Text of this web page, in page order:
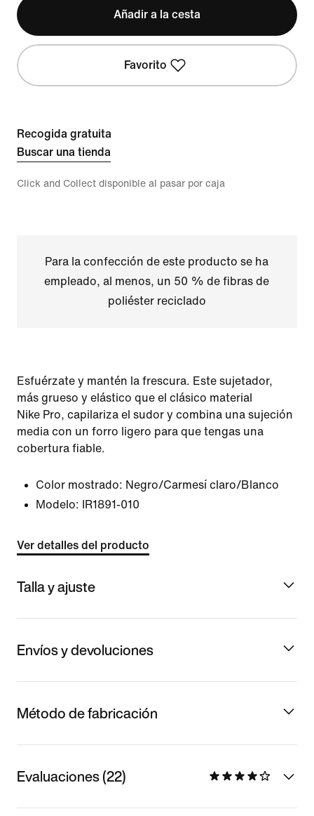
Añadir a la cesta
Favorito
Recogida gratuita
Buscar una tienda
Click and Collect disponible al pasar por caja
Para la confección de este producto se ha
empleado, al menos, un 50 % de fibras de
poliéster reciclado
Esfuérzate y mantén la frescura. Este sujetador,
más grueso y elástico que el clásico material
Nike Pro, capilariza el sudor y combina una sujeción
media con un forro ligero para que tengas una
cobertura fiable.
Color mostrado: Negro/Carmesí claro/Blanco
Modelo:
IR1891-010
Ver detalles del producto
Talla y ajuste
Envíos y devoluciones
Método de fabricación
Evaluaciones (22)